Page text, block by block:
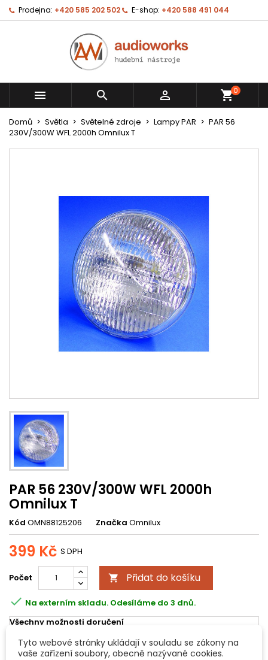
Prodejna: +420 585 202 502 E-shop: +420 588 491 044
   shopping_cart0
Domů Světla Světelné zdroje Lampy PAR
PAR 56
230V/300W WFL 2000h Omnilux T
PAR 56 230V/300W WFL 2000h
Omnilux T
Kód OMN88125206 Značka Omnilux
399 Kč S DPH
Počet  Přidat do košíku
 Na externím skladu. Odesíláme do 3 dnů.
Všechny možnosti doručení
Tyto webové stránky ukládají v souladu se zákony na
vaše zařízení soubory, obecně nazývané cookies.